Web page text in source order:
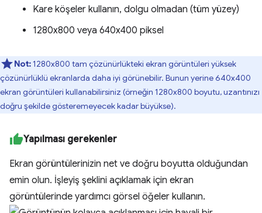
Kare köşeler kullanın, dolgu olmadan (tüm yüzey)
1280x800 veya 640x400 piksel
Not:1280x800 tam çözünürlükteki ekran görüntüleri yüksek
çözünürlüklü ekranlarda daha iyi görünebilir. Bunun yerine 640x400
ekran görüntüleri kullanabilirsiniz (örneğin 1280x800 boyutu, uzantınızı
doğru şekilde gösteremeyecek kadar büyükse).
Yapılması gerekenler
Ekran görüntülerinizin net ve doğru boyutta olduğundan
emin olun. İşleyiş şeklini açıklamak için ekran
görüntülerinde yardımcı görsel öğeler kullanın.